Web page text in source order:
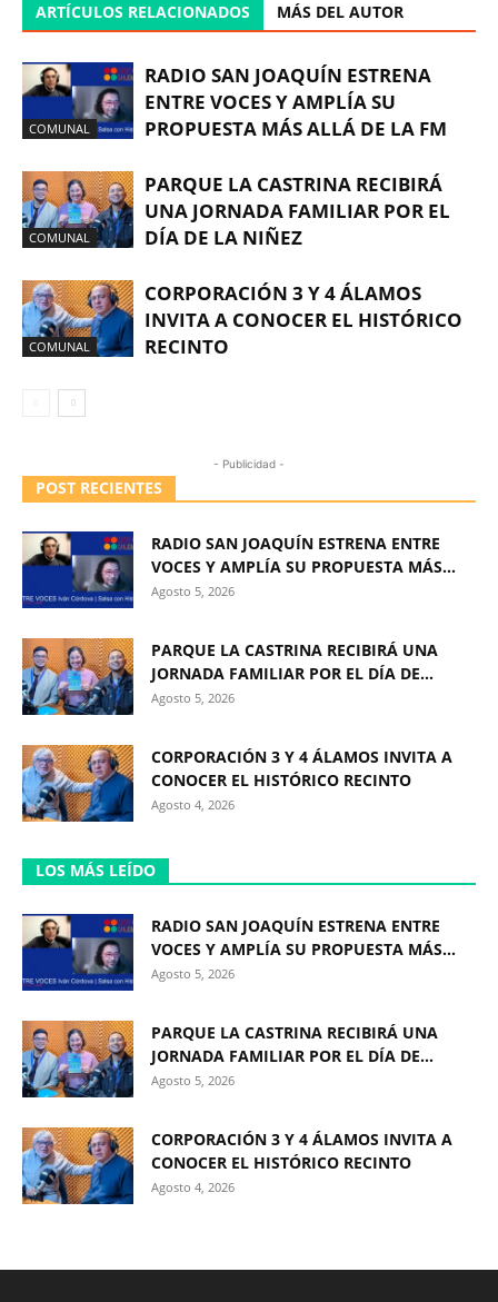
ARTÍCULOS RELACIONADOS MÁS DEL AUTOR
COMUNAL
RADIO SAN JOAQUÍN ESTRENA
ENTRE VOCES Y AMPLÍA SU
PROPUESTA MÁS ALLÁ DE LA FM
COMUNAL
PARQUE LA CASTRINA RECIBIRÁ
UNA JORNADA FAMILIAR POR EL
DÍA DE LA NIÑEZ
COMUNAL
CORPORACIÓN 3 Y 4 ÁLAMOS
INVITA A CONOCER EL HISTÓRICO
RECINTO
- Publicidad -
POST RECIENTES
RADIO SAN JOAQUÍN ESTRENA ENTRE
VOCES Y AMPLÍA SU PROPUESTA MÁS...
Agosto 5, 2026
PARQUE LA CASTRINA RECIBIRÁ UNA
JORNADA FAMILIAR POR EL DÍA DE...
Agosto 5, 2026
CORPORACIÓN 3 Y 4 ÁLAMOS INVITA A
CONOCER EL HISTÓRICO RECINTO
Agosto 4, 2026
LOS MÁS LEÍDO
RADIO SAN JOAQUÍN ESTRENA ENTRE
VOCES Y AMPLÍA SU PROPUESTA MÁS...
Agosto 5, 2026
PARQUE LA CASTRINA RECIBIRÁ UNA
JORNADA FAMILIAR POR EL DÍA DE...
Agosto 5, 2026
CORPORACIÓN 3 Y 4 ÁLAMOS INVITA A
CONOCER EL HISTÓRICO RECINTO
Agosto 4, 2026